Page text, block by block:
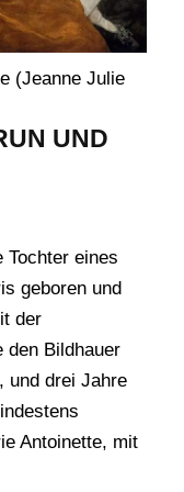
(Jeanne Julie
UND
Tochter eines
geboren und
der
den Bildhauer
und drei Jahre
Antoinette, mit